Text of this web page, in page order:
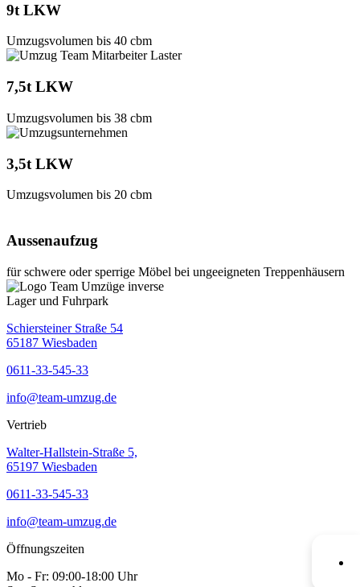
9t LKW
Umzugsvolumen bis 40 cbm
7,5t LKW
Umzugsvolumen bis 38 cbm
3,5t LKW
Umzugsvolumen bis 20 cbm
Aussenaufzug
für schwere oder sperrige Möbel bei ungeeigneten Treppenhäusern
Lager und Fuhrpark
Schiersteiner Straße 54
65187 Wiesbaden
0611-33-545-33
info@team-umzug.de
Vertrieb
Walter-Hallstein-Straße 5,
65197 Wiesbaden
0611-33-545-33
info@team-umzug.de
Öffnungszeiten
Mo - Fr: 09:00-18:00 Uhr